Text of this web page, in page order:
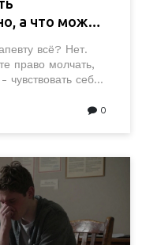
а что можно
всё? Нет.
право молчать,
чувствовать себя
0